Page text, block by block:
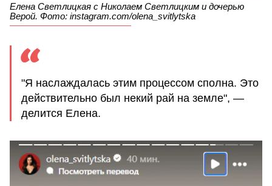
Елена Светлицкая с Николаем Светлицким и дочерью
Верой. Фото: instagram.com/olena_svitlytska
"Я наслаждалась этим процессом сполна. Это
действительно был некий рай на земле", —
делится Елена.